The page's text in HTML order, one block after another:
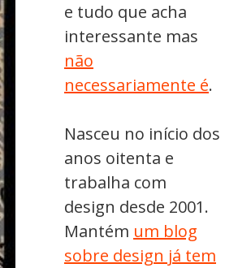
e tudo que acha
interessante mas
não
necessariamente é.
Nasceu no início dos
anos oitenta e
trabalha com
design desde 2001.
Mantém um blog
sobre design já tem